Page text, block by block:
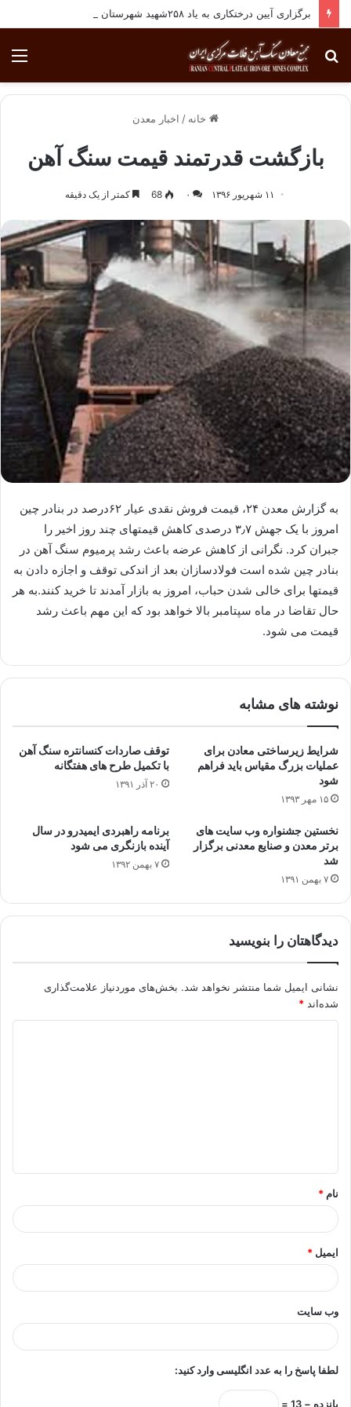
برگزاری آیین درختکاری به یاد ۲۵۸شهید شهرستان بافق
جستجو
برای
خانه / اخبار معدن
بازگشت قدرتمند قیمت سنگ آهن
۱۱ شهریور ۱۳۹۶ ۰ 68 کمتر از یک دقیقه
به گزارش معدن ۲۴، قیمت فروش نقدی عیار ۶۲درصد در بنادر چین
امروز با یک جهش ۳٫۷ درصدی کاهش قیمتهای چند روز اخیر را
جبران کرد. نگرانی از کاهش عرضه باعث رشد پرمیوم سنگ آهن در
بنادر چین شده است فولادسازان بعد از اندکی توقف و اجازه دادن به
قیمتها برای خالی شدن حباب، امروز به بازار آمدند تا خرید کنند.به هر
حال تقاضا در ماه سپتامبر بالا خواهد بود که این مهم باعث رشد
قیمت می شود.
نوشته های مشابه
شرایط زیرساختی معادن برای
عملیات بزرگ مقیاس باید فراهم
شود
۱۵ مهر ۱۳۹۳
توقف صاردات کنسانتره سنگ آهن
با تکمیل طرح های هفتگانه
۲۰ آذر ۱۳۹۱
نخستین جشنواره وب سایت های
برتر معدن و صنایع معدنی برگزار
شد
۷ بهمن ۱۳۹۱
برنامه راهبردی ایمیدرو در سال
آینده بازنگری می شود
۷ بهمن ۱۳۹۲
دیدگاهتان را بنویسید
نشانی ایمیل شما منتشر نخواهد شد. بخش‌های موردنیاز علامت‌گذاری
شده‌اند *
*
نام *
ایمیل *
وب‌ سایت
لطفا پاسخ را به عدد انگلیسی وارد کنید:
پانزده − 13 =